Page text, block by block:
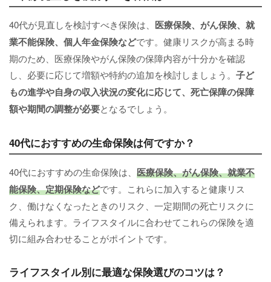
40代が見直しを検討すべき保険は、 医療保険、がん保険、就
業不能保険、個人年金保険などです。健康リスクが高まる時
期のため、医療保険やがん保険の保障内容が十分かを確認
し、必要に応じて増額や特約の追加を検討しましょう。 子ど
もの進学や自身の収入状況の変化に応じて、死亡保障の保障
額や期間の調整が必要となるでしょう。
40代におすすめの生命保険は何ですか？
40代におすすめの生命保険は、 医療保険、がん保険、就業不
能保険、定期保険などです。これらに加入すると健康リス
ク、働けなくなったときのリスク、一定期間の死亡リスクに
備えられます。ライフスタイルに合わせてこれらの保険を適
切に組み合わせることがポイントです。
ライフスタイル別に最適な保険選びのコツは？